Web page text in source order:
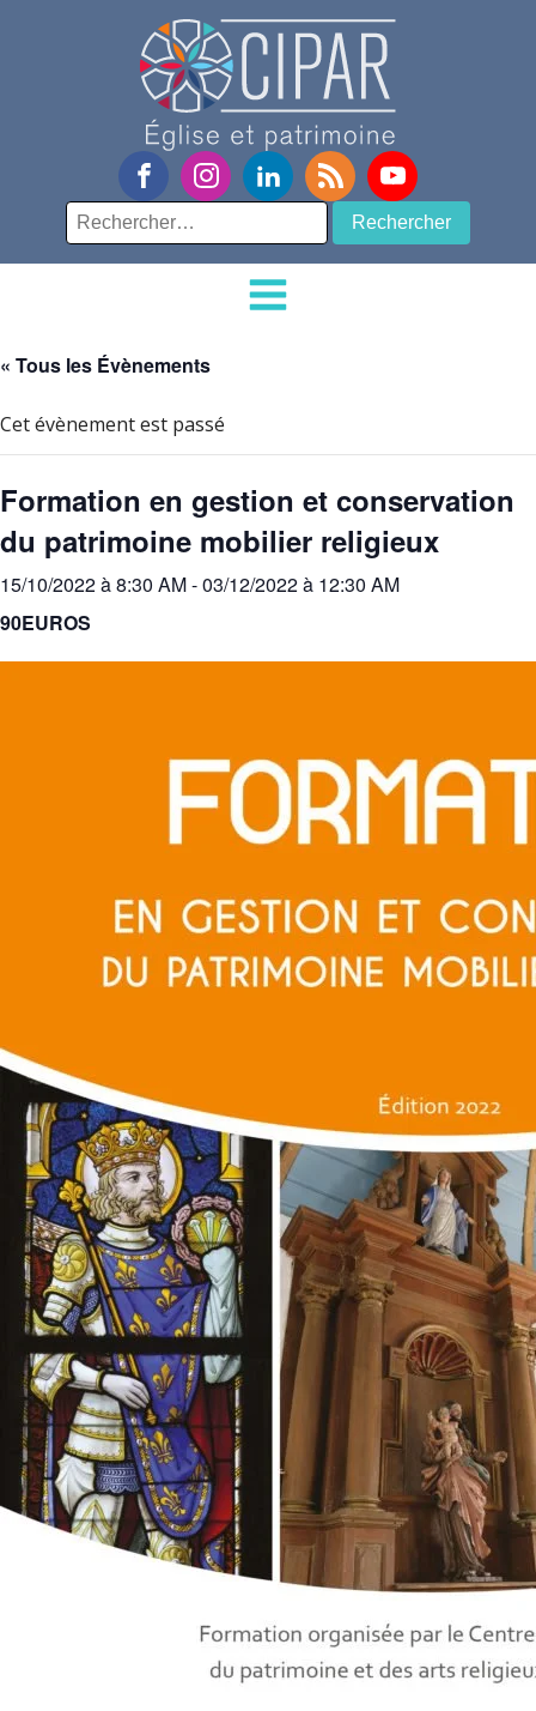
Rechercher :
« Tous les Évènements
Cet évènement est passé
Formation en gestion et conservation
du patrimoine mobilier religieux
15/10/2022 à 8:30 AM-03/12/2022 à 12:30 AM
90EUROS